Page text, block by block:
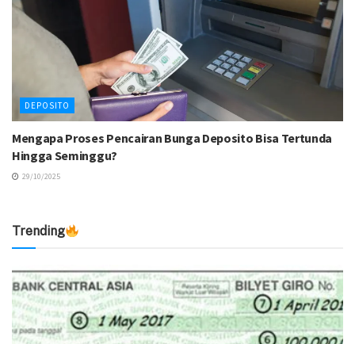
DEPOSITO
Mengapa Proses Pencairan Bunga Deposito Bisa Tertunda
Hingga Seminggu?
29/10/2025
Trending